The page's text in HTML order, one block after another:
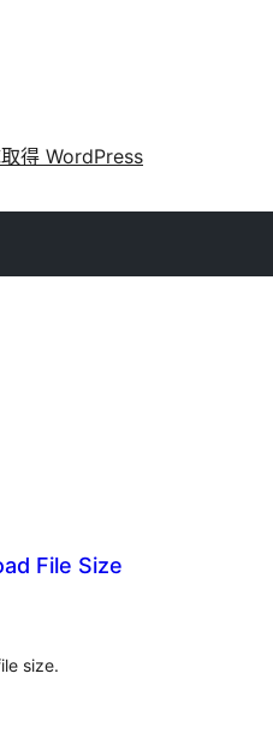
取得 WordPress
File Size
size.